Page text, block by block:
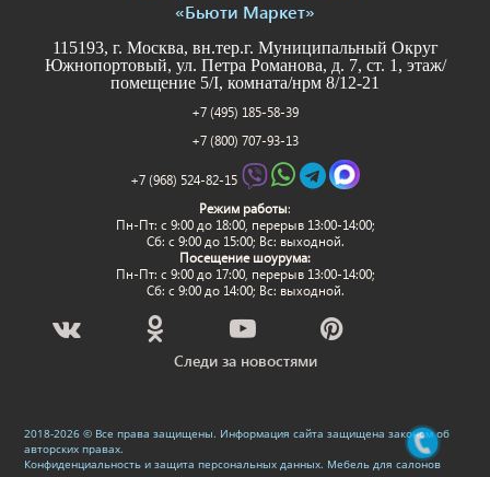
«Бьюти Маркет»
115193, г. Москва, вн.тер.г. Муниципальный Округ
Южнопортовый, ул. Петра Романова, д. 7, ст. 1, этаж/
помещение 5/I, комната/нрм 8/12-21
+7 (495) 185-58-39
+7 (800) 707-93-13
+7 (968) 524-82-15
Режим работы:
Пн-Пт: c 9:00 до 18:00, перерыв 13:00-14:00;
Сб: с 9:00 до 15:00; Вс: выходной.
Посещение шоурума:
Пн-Пт: c 9:00 до 17:00, перерыв 13:00-14:00;
Сб: с 9:00 до 14:00; Вс: выходной.
Следи за новостями
2018-2026 © Все права защищены. Информация сайта защищена законом об
авторских правах.
Конфиденциальность и защита персональных данных. Мебель для салонов